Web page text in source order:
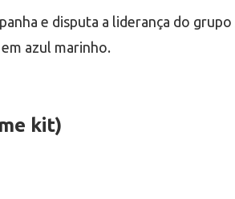
e disputa a liderança do
azul marinho.
kit)